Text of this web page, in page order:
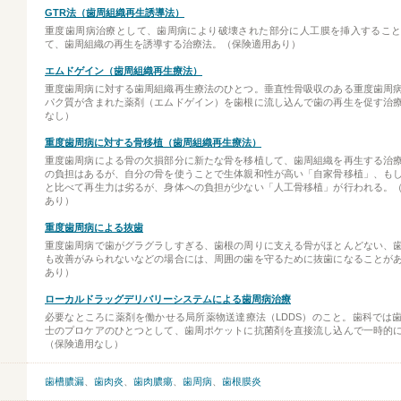
GTR法（歯周組織再生誘導法）
重度歯周病治療として、歯周病により破壊された部分に人工膜を挿入するこ
て、歯周組織の再生を誘導する治療法。（保険適用あり）
エムドゲイン（歯周組織再生療法）
重度歯周病に対する歯周組織再生療法のひとつ。垂直性骨吸収のある重度歯周
パク質が含まれた薬剤（エムドゲイン）を歯根に流し込んで歯の再生を促す治
なし）
重度歯周病に対する骨移植（歯周組織再生療法）
重度歯周病による骨の欠損部分に新たな骨を移植して、歯周組織を再生する治
の負担はあるが、自分の骨を使うことで生体親和性が高い「自家骨移植」、も
と比べて再生力は劣るが、身体への負担が少ない「人工骨移植」が行われる。
あり）
重度歯周病による抜歯
重度歯周病で歯がグラグラしすぎる、歯根の周りに支える骨がほとんどない、
も改善がみられないなどの場合には、周囲の歯を守るために抜歯になることが
あり）
ローカルドラッグデリバリーシステムによる歯周病治療
必要なところに薬剤を働かせる局所薬物送達療法（LDDS）のこと。歯科では
士のプロケアのひとつとして、歯周ポケットに抗菌剤を直接流し込んで一時的
（保険適用なし）
歯槽膿漏 歯肉炎 歯肉膿瘍 歯周病 歯根膜炎